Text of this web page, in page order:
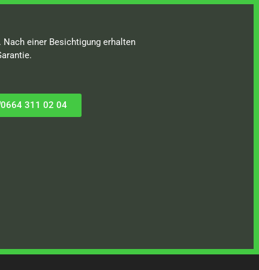
einer Besichtigung erhalten
0664 311 02 04